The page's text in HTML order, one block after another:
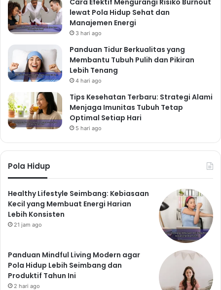
lewat Pola Hidup Sehat dan
Manajemen Energi
3 hari ago
Panduan Tidur Berkualitas yang
Membantu Tubuh Pulih dan Pikiran
Lebih Tenang
4 hari ago
Tips Kesehatan Terbaru: Strategi Alami
Menjaga Imunitas Tubuh Tetap
Optimal Setiap Hari
5 hari ago
Pola Hidup
Healthy Lifestyle Seimbang: Kebiasaan
Kecil yang Membuat Energi Harian
Lebih Konsisten
21 jam ago
Panduan Mindful Living Modern agar
Pola Hidup Lebih Seimbang dan
Produktif Tahun Ini
2 hari ago